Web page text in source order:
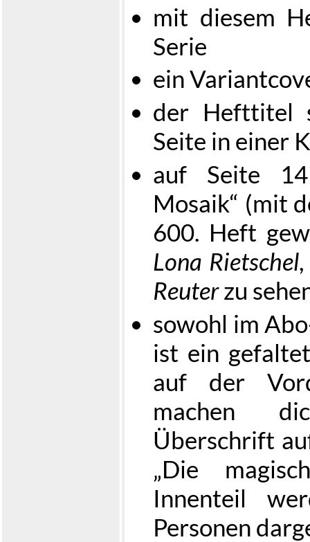
mit diesem
Serie
ein
der Hefttitel
Seite in einer
auf Seite
Mosaik“ (mit
600. Heft
Lona Rietschel,
Reuterzu
sowohl im
ist ein
auf der
machen
Überschrift
„Die
Innenteil
Personen